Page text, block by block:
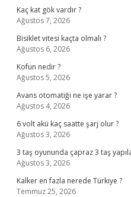
Kaç kat gök vardır ?
Ağustos 7, 2026
Bisiklet vitesi kaçta olmalı ?
Ağustos 6, 2026
Kofun nedir ?
Ağustos 5, 2026
Avans otomatiği ne işe yarar ?
Ağustos 4, 2026
6 volt akü kaç saatte şarj olur ?
Ağustos 3, 2026
3 taş oyununda çapraz 3 taş
Ağustos 3, 2026
Kalker en fazla nerede Türkiye ?
Temmuz 25, 2026